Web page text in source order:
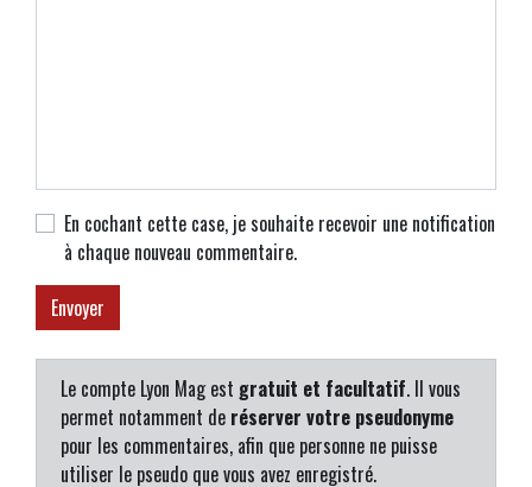
En cochant cette case, je souhaite recevoir une notification
à chaque nouveau commentaire.
Le compte Lyon Mag est gratuit et facultatif. Il vous
permet notamment de réserver votre pseudonyme
pour les commentaires, afin que personne ne puisse
utiliser le pseudo que vous avez enregistré.